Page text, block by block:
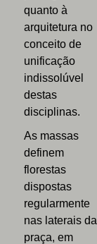
quanto à
arquitetura no
conceito de
unificação
indissolúvel
destas
disciplinas.
As massas
definem
florestas
dispostas
regularmente
nas laterais da
praça, em